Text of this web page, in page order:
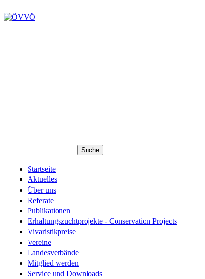
Startseite
Aktuelles
Über uns
Referate
Publikationen
Erhaltungszuchtprojekte - Conservation Projects
Vivaristikpreise
Vereine
Landesverbände
Mitglied werden
Service und Downloads